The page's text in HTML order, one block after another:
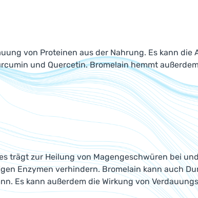
von Proteinen aus der Nahrung. Es kann die
und Quercetin. Bromelain hemmt
trägt zur Heilung von Magengeschwüren bei
Enzymen verhindern. Bromelain kann auch
Es kann außerdem die Wirkung von